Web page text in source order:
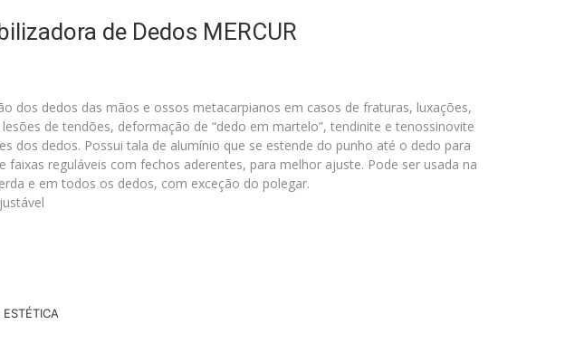
de Dedos MERCUR
dos dedos das mãos e ossos metacarpianos em casos de fraturas, luxações,
de tendões, deformação de “dedo em martelo”, tendinite e tenossinovite
dos dedos. Possui tala de alumínio que se estende do punho até o dedo para
faixas reguláveis com fechos aderentes, para melhor ajuste. Pode ser usada na
e em todos os dedos, com exceção do polegar.